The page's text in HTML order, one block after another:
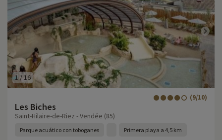
1 /16
Les Biches
(9/10)
Saint-Hilaire-de-Riez - Vendée (85)
Parque acuático con toboganes Primera playa a 4,5 km